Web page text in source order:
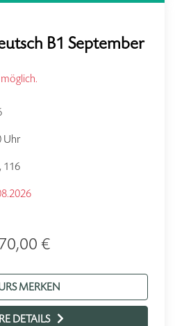
B1 September
Uhr
116
€
MERKEN
DETAILS